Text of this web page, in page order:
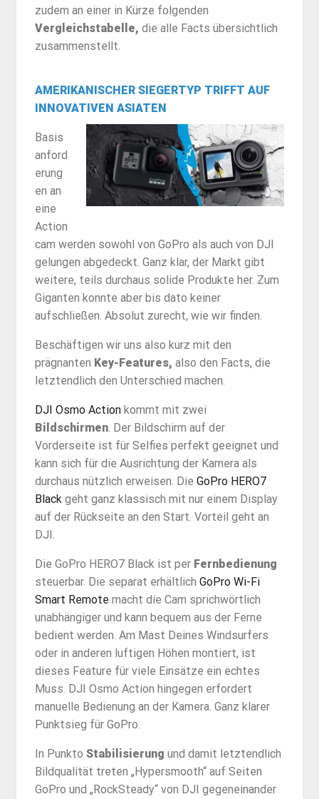
zudem an einer in Kürze folgenden
Vergleichstabelle, die alle Facts übersichtlich
zusammenstellt.
AMERIKANISCHER SIEGERTYP TRIFFT AUF
INNOVATIVEN ASIATEN
Basis
anford
erung
en an
eine
Action
cam werden sowohl von GoPro als auch von DJI
gelungen abgedeckt. Ganz klar, der Markt gibt
weitere, teils durchaus solide Produkte her. Zum
Giganten konnte aber bis dato keiner
aufschließen. Absolut zurecht, wie wir finden.
Beschäftigen wir uns also kurz mit den
prägnanten Key-Features, also den Facts, die
letztendlich den Unterschied machen.
DJI Osmo Actionkommt mit zwei
Bildschirmen. Der Bildschirm auf der
Vorderseite ist für Selfies perfekt geeignet und
kann sich für die Ausrichtung der Kamera als
durchaus nützlich erweisen. Die GoPro HERO7
Black geht ganz klassisch mit nur einem Display
auf der Rückseite an den Start. Vorteil geht an
DJI.
Die GoPro HERO7 Black ist per Fernbedienung
steuerbar. Die separat erhältlich GoPro Wi-Fi
Smart Remotemacht die Cam sprichwörtlich
unabhängiger und kann bequem aus der Ferne
bedient werden. Am Mast Deines Windsurfers
oder in anderen luftigen Höhen montiert, ist
dieses Feature für viele Einsätze ein echtes
Muss. DJI Osmo Action hingegen erfordert
manuelle Bedienung an der Kamera. Ganz klarer
Punktsieg für GoPro.
In Punkto Stabilisierung und damit letztendlich
Bildqualität treten „Hypersmooth“ auf Seiten
GoPro und „RockSteady“ von DJI gegeneinander